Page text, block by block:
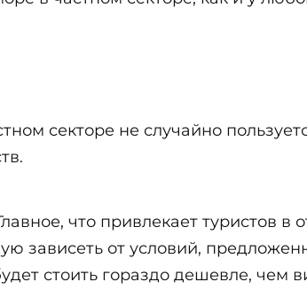
секторе не случайно
что привлекает туристов в
зависеть от условий,
стоить гораздо дешевле, чем